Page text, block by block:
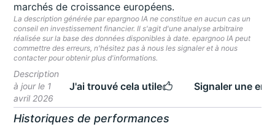
marchés de croissance européens.
La description générée par epargnoo IA ne constitue en aucun cas un
conseil en investissement financier. Il s'agit d'une analyse arbitraire
réalisée sur la base des données disponibles à date. epargnoo IA peut
commettre des erreurs, n'hésitez pas à nous les signaler et à nous
contacter pour obtenir plus d'informations.
Description
à jour le 1
avril 2026
J'ai trouvé cela utile Signaler une
Historiques de performances